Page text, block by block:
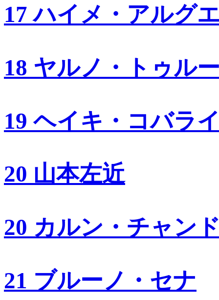
17 ハイメ・アルグ
18 ヤルノ・トゥル
19 ヘイキ・コバラ
20 山本左近
20 カルン・チャン
21 ブルーノ・セナ